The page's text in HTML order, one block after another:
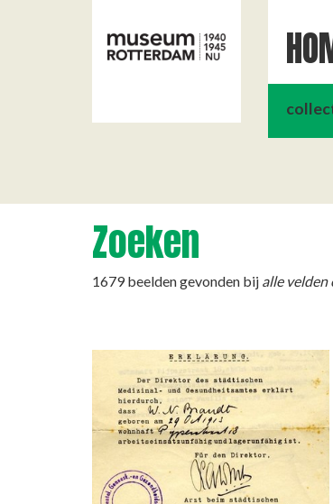
Zoeken
1679 beelden gevonden bij alle velden